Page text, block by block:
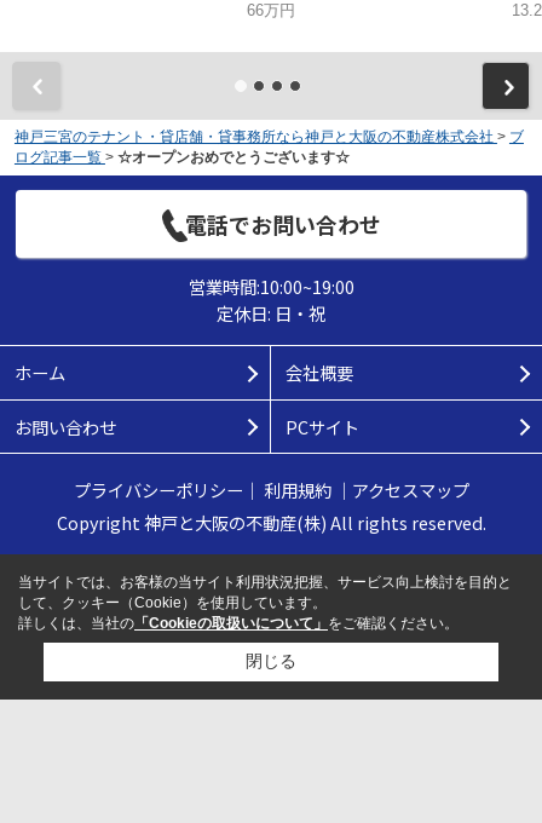
66万円
神戸三宮のテナント・貸店舗・貸事務所なら神戸と大阪の不動産株式会社 > ブ
ログ記事一覧 > ☆オープンおめでとうございます☆
電話でお問い合わせ
営業時間:10:00~19:00
定休日: 日・祝
ホーム 会社概要
お問い合わせ PCサイト
プライバシーポリシー ｜ 利用規約｜ アクセスマップ
Copyright 神戸と大阪の不動産(株) All rights reserved.
当サイトでは、お客様の当サイト利用状況把握、サービス向上検討を目的と
して、クッキー（Cookie）を使用しています。
詳しくは、当社の 「Cookieの取扱いについて」 をご確認ください。
閉じる